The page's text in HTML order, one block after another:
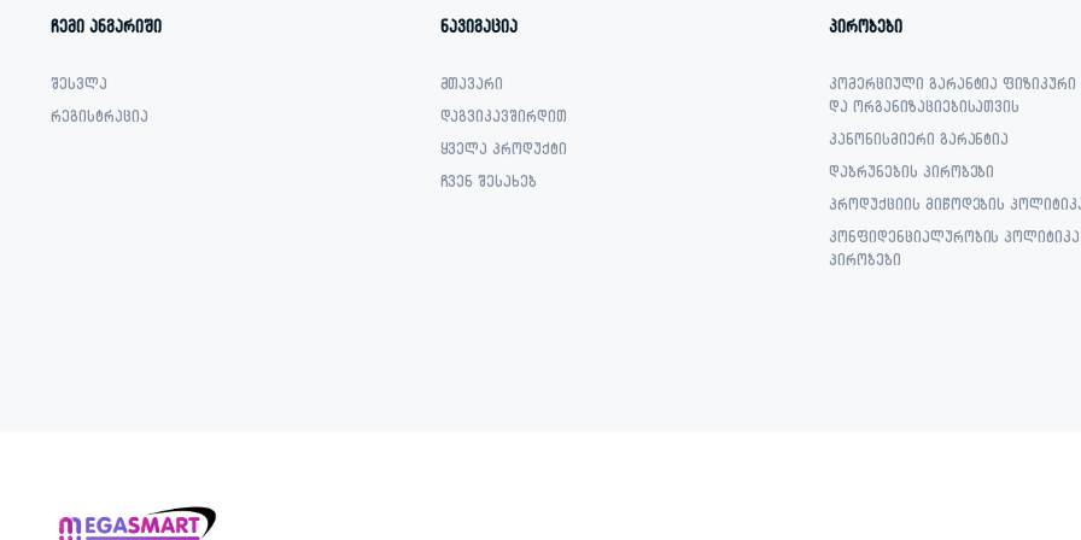
ჩემი ანგარიში
შესვლა
რეგისტრაცია
ნავიგაცია
მთავარი
დაგვიკავშირდით
ყველა პროდუქტი
ჩვენ შესახებ
პირობები
კომერციული გარანტია ფიზიკური
და ორგანიზაციებისათვის
კანონისმიერი გარანტია
დაბრუნების პირობები
პროდუქციის მიწოდების
კონფიდენციალურობის
პირობები